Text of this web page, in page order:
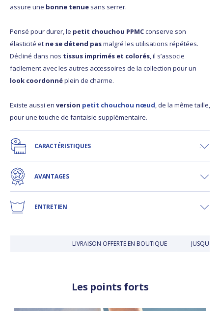
assure une bonne tenue sans serrer.
Pensé pour durer, le petit chouchou PPMCconserve son
élasticité et ne se détend pasmalgré les utilisations répétées.
Décliné dans nos tissus imprimés et colorés, il s’associe
facilement avec les autres accessoires de la collection pour un
look coordonnéplein de charme.
Existe aussi en version petit chouchou nœud, de la même taille,
pour une touche de fantaisie supplémentaire.
CARACTÉRISTIQUES
AVANTAGES
ENTRETIEN
LIVRAISON OFFERTE EN BOUTIQUE JUSQU'À
Les points forts